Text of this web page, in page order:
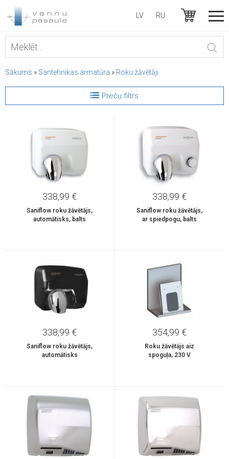
LV RU
Sākums » Santehnikas armatūra » Roku žāvētāji
Preču filtrs
338,99 €
Saniflow roku žāvētājs,
automātisks, balts
338,99 €
Saniflow roku žāvētājs,
ar spiedpogu, balts
338,99 €
Saniflow roku žāvētājs,
automātisks
354,99 €
Roku žāvētājs aiz
spoguļa, 230 V